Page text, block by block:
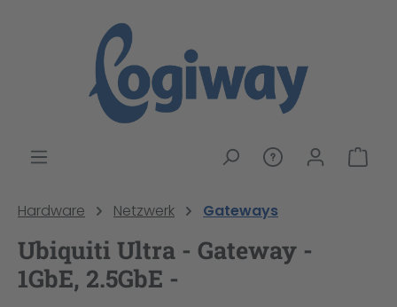
Hardware Netzwerk Gateways
Ubiquiti Ultra - Gateway -
1GbE, 2.5GbE -